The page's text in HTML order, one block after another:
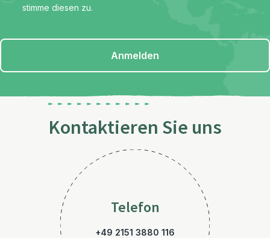
stimme diesen zu.
Anmelden
Kontaktieren Sie uns
Telefon
+49 2151 3880 116